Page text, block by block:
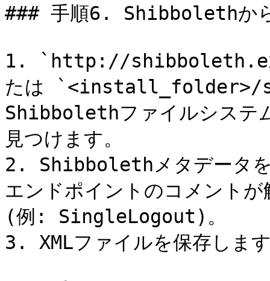
### 手順6. Shibbolethから
1. `http://
たは `<install_folder>/
Shibbolethファイルシステ
見つけます。
2. Shibbolethメタデータを
エンドポイントのコメント
(例: SingleLogout)。
3. XMLファイルを保存しま